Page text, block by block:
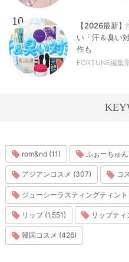
10
【2026最新
い「汗＆臭い
作も
FORTUNE編集
rom&nd (11) ふぉーちゅ
アジアンコスメ (307) コ
ジューシーラスティングティント
リップ (1,551) リップティ
韓国コスメ (426)